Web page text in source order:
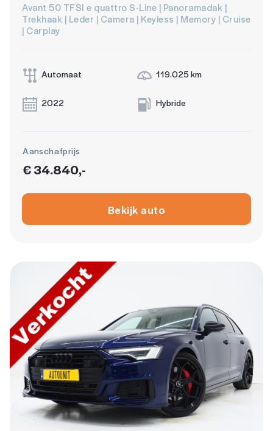
Avant 50 TFSI e quattro S-Line | Panoramadak |
Trekhaak | Leder | Camera | Keyless | Memory | Cruise
| Carplay
Automaat 119.025 km
2022 Hybride
Aanschafprijs
€ 34.840,-
Bekijk auto